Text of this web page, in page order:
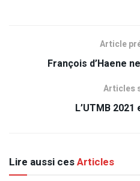
Article
François d’Haene
Articles
L’UTMB
Lire aussi cesArticles